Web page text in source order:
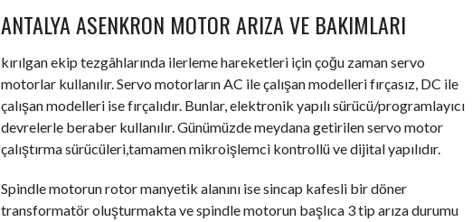
ANTALYA ASENKRON MOTOR ARIZA VE BAKIMLARI
kırılgan ekip tezgâhlarında ilerleme hareketleri için çoğu zaman servo
motorlar kullanılır. Servo motorların AC ile çalışan modelleri fırçasız, DC ile
çalışan modelleri ise fırçalıdır. Bunlar, elektronik yapılı sürücü/programlayıcı
devrelerle beraber kullanılır. Günümüzde meydana getirilen servo motor
çalıştırma sürücüleri,tamamen mikroişlemci kontrollü ve dijital yapılıdır.
Spindle motorun rotor manyetik alanını ise sincap kafesli bir döner
transformatör oluşturmakta ve spindle motorun başlıca 3 tip arıza durumu